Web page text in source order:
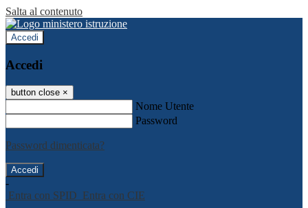
Salta al contenuto
Accedi
Accedi
button close ×
Nome Utente
Password
Password dimenticata?
-
Entra con SPID Entra con CIE